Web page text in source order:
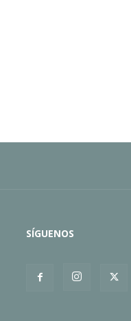
SÍGUENOS